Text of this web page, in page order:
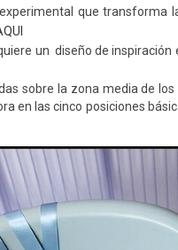
que
un diseño de
sobre la zona media de
en las cinco posiciones